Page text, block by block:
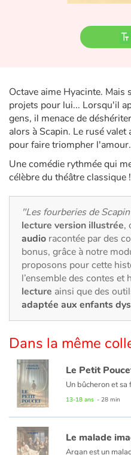
Écologie, nature, saisons
Voyage, épopée, enquête,
Autour du monde
Apprentissage
Documentaires
En famille
Quotidien et loisirs
À l'école
Fêtes et évènements
Amour et amitié
Sujets de société
Émotions et sentiments
Octave aime Hyacinte. Mais
projets pour lui... Lorsqu'il
gens, il menace de
alors à Scapin. Le rusé
pour faire triompher l'amour.
Une comédie rythmée qui
célèbre du théâtre classique !
"Les fourberies de
lecture version illustrée,
audio racontée par des
bonus, grâce à notre
proposons pour cette
l’ensemble des contes et
lecture ainsi que des
adaptée aux enfants
Dans la même
Le Petit
13-18 ans - 28 min
Le malade